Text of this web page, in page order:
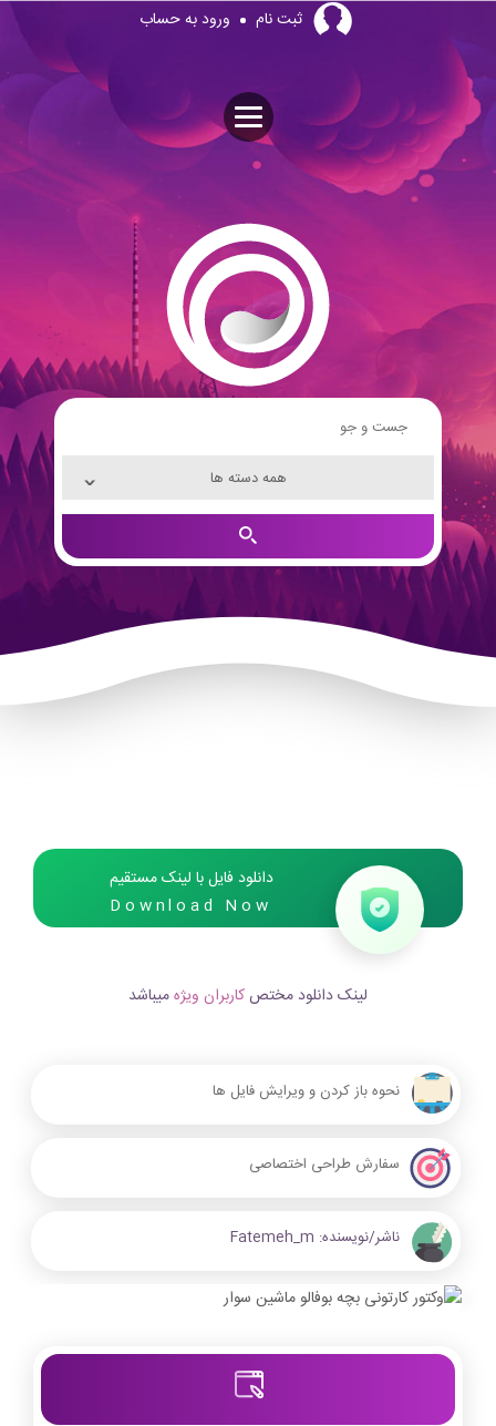
content
ثبت نام ورود به حساب
دانلود فایل با لینک مستقیم
Download Now
لینک دانلود مختصکاربران ویژهمیباشد
نحوه باز کردن و ویرایش فایل ها
سفارش طراحی اختصاصی
ناشر/نویسنده: Fatemeh_m